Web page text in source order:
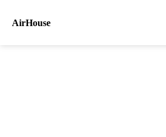
AirHouse